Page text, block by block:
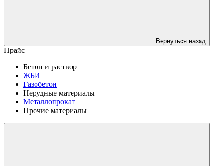
Вернуться назад
Прайс
Бетон и раствор
ЖБИ
Газобетон
Нерудные материалы
Металлопрокат
Прочие материалы